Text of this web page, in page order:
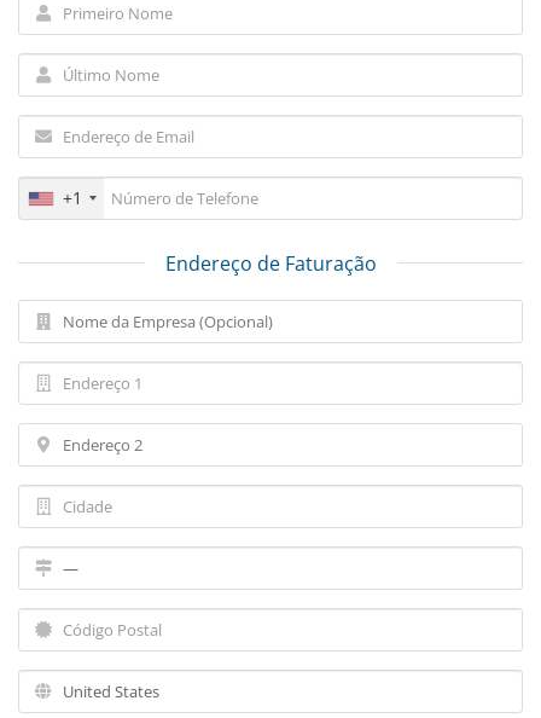
+1
Endereço de Faturação